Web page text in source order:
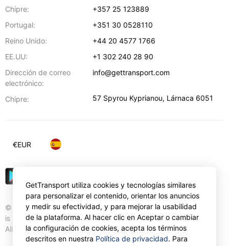
Chipre:
+357 25 123889
Portugal:
+351 30 0528110
Reino Unido:
+44 20 4577 1766
EE.UU:
+1 302 240 28 90
Dirección de correo
electrónico:
info@gettransport.com
Chipre: 57 Spyrou Kyprianou, Lárnaca 6051
© Gettransport International Limited. GetTransport®
is trademark of Gettransport International Limited.
All rights reserved.
€EUR
GetTransport utiliza cookies y tecnologías similares
para personalizar el contenido, orientar los anuncios
y medir su efectividad, y para mejorar la usabilidad
de la plataforma. Al hacer clic en Aceptar o cambiar
la configuración de cookies, acepta los términos
descritos en nuestra Política de privacidad. Para